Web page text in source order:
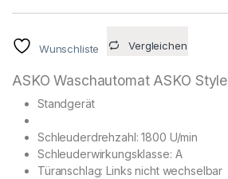
Wunschliste Vergleichen
ASKO Waschautomat ASKO Style
Standgerät
Schleuderdrehzahl: 1800 U/min
Schleuderwirkungsklasse: A
Türanschlag: Links nicht wechselbar